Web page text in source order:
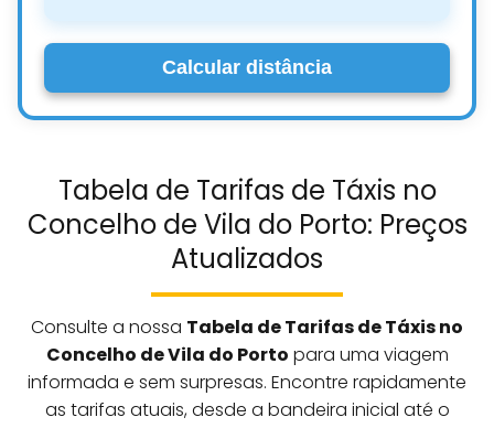
Calcular distância
Tabela de Tarifas de Táxis no
Concelho de Vila do Porto: Preços
Atualizados
Consulte a nossa Tabela de Tarifas de Táxis no
Concelho de Vila do Porto para uma viagem
informada e sem surpresas. Encontre rapidamente
as tarifas atuais, desde a bandeira inicial até o